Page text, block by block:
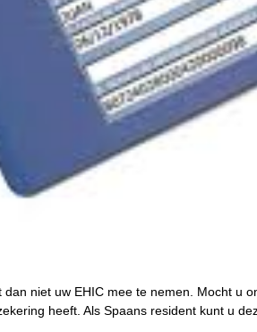
niet uw EHIC mee te nemen. Mocht u
heeft. Als Spaans resident kunt u